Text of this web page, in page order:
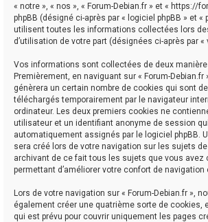
« notre », « nos », « Forum-Debian.fr » et « https://
phpBB (désigné ci-après par « logiciel phpBB » et «
utilisent toutes les informations collectées lors
d’utilisation de votre part (désignées ci-après par «
Vos informations sont collectées de deux
Premièrement, en naviguant sur « Forum-Debian.fr
génèrera un certain nombre de cookies qui sont
téléchargés temporairement par le navigateur
ordinateur. Les deux premiers cookies ne
utilisateur et un identifiant anonyme de session
automatiquement assignés par le logiciel phpBB.
sera créé lors de votre navigation sur les sujets de
archivant de ce fait tous les sujets que vous avez
permettant d’améliorer votre confort de navigation
Lors de votre navigation sur « Forum-Debian.fr »,
également créer une quatrième sorte de cookies,
qui est prévu pour couvrir uniquement les pages